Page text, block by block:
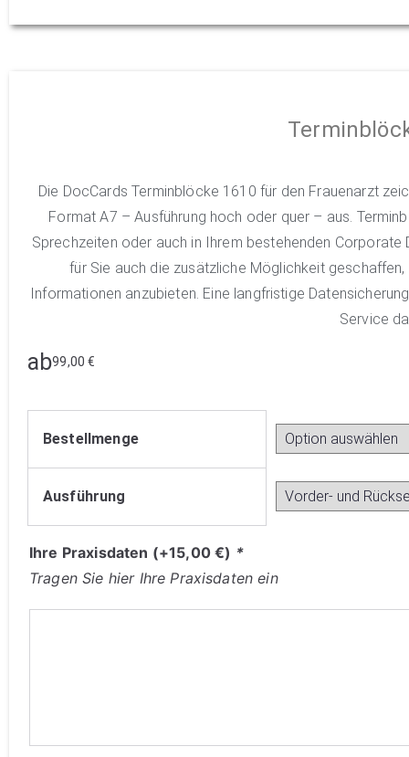
Die DocCards Terminblöcke 1610 für den Frauenarzt
Format A7 – Ausführung hoch oder quer – aus.
Sprechzeiten oder auch in Ihrem bestehenden
für Sie auch die zusätzliche Möglichkeit
Informationen anzubieten. Eine langfristige
Service
ab99,00€
Bestellmenge
Ausführung
Ihre Praxisdaten (+15,00€) *
Tragen Sie hier Ihre Praxisdaten ein